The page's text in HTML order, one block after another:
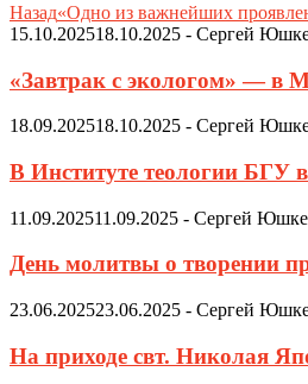
Назад«Одно из важнейших
15.10.202518.10.2025 - Сергей
«Завтрак с экологом» — в
18.09.202518.10.2025 - Сергей
В Институте теологии БГУ
11.09.202511.09.2025 - Сергей
День молитвы о творении
23.06.202523.06.2025 - Сергей
На приходе свт. Николая